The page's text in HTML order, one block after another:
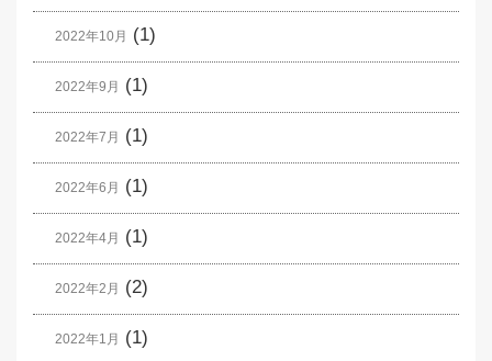
2022年10月 (1)
2022年9月 (1)
2022年7月 (1)
2022年6月 (1)
2022年4月 (1)
2022年2月 (2)
2022年1月 (1)